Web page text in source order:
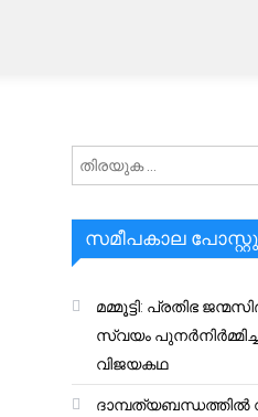
സമീപകാല
മമ്മൂട്ടി: പ്രതിഭ
സ്വയം പുനർനിർമ്മിച്ച
വിജയകഥ
ദാമ്പത്യബന്ധത്തിൽ